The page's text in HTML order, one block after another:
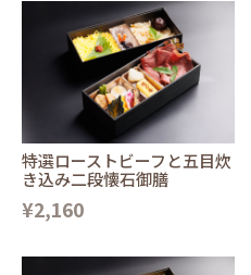
特選ローストビーフと五目炊
き込み二段懐石御膳
¥2,160